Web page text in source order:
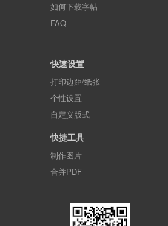
如何下载字帖
FAQ
快速设置
打印边距/纸张
个性设置
自定义版式
快捷工具
制作图片
合并PDF